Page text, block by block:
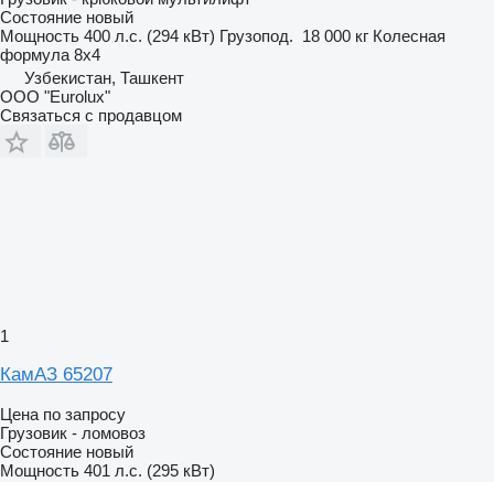
Состояние новый
Мощность 400 л.с. (294 кВт) Грузопод. 18 000 кг Колесная
формула 8x4
Узбекистан, Ташкент
ООО "Eurolux"
Связаться с продавцом
1
КамАЗ 65207
Цена по запросу
Грузовик - ломовоз
Состояние новый
Мощность 401 л.с. (295 кВт)